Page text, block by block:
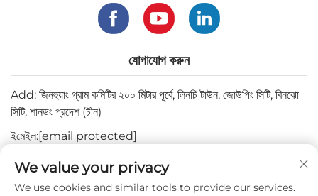
যোগাযোগ করুন
Add: জিনহুয়াং গ্রাম কমিটির ২০০ মিটার পূর্বে, লিনচি টাউন, জোউপিং সিটি, বিনঝো
সিটি, শানডং প্রদেশ (চীন)
ইমেইল:[email protected]
টেল:+82-3180427370
ফোন: +86-15564344404
We value your privacy
We use cookies and similar tools to provide our services.